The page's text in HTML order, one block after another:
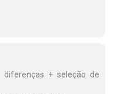
+ seleção de